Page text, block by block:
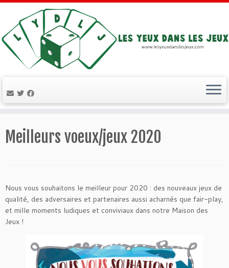
au
contenu
Meilleurs voeux/jeux 2020
Nous vous souhaitons le meilleur pour 2020 : des nouveaux jeux de
qualité, des adversaires et partenaires aussi acharnés que fair-play,
et mille moments ludiques et conviviaux dans notre Maison des
Jeux !